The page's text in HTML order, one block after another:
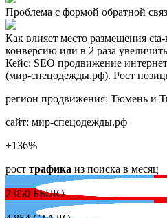
Проблема с формой обратной
Как влияет место размещения
конверсию или в 2 раза
Кейс: SEO продвижение
(мир-спецодежды.рф). Рост
регион продвижения: Тюмень и
сайт: мир-спецодежды.рф
+136%
рост трафика из поиска в месяц
2 050 БЫЛО